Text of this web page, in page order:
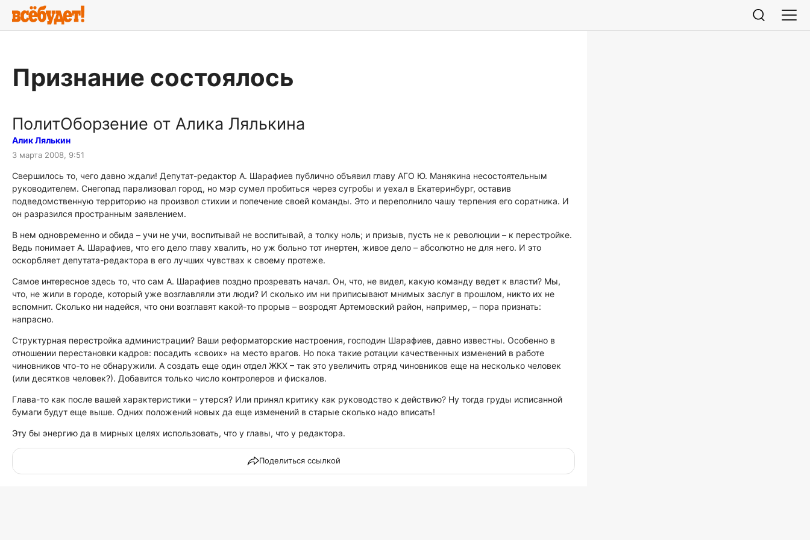
Признание состоялось
ПолитОборзение от Алика Лялькина
Алик Лялькин
3 марта 2008, 9:51
Свершилось то, чего давно ждали! Депутат-редактор А. Шарафиев публично объявил главу АГО Ю. Манякина несостоятельным
руководителем. Снегопад парализовал город, но мэр сумел пробиться через сугробы и уехал в Екатеринбург, оставив
подведомственную территорию на произвол стихии и попечение своей команды. Это и переполнило чашу терпения его соратника. И
он разразился пространным заявлением.
В нем одновременно и обида – учи не учи, воспитывай не воспитывай, а толку ноль; и призыв, пусть не к революции – к перестройке.
Ведь понимает А. Шарафиев, что его дело главу хвалить, но уж больно тот инертен, живое дело – абсолютно не для него. И это
оскорбляет депутата-редактора в его лучших чувствах к своему протеже.
Самое интересное здесь то, что сам А. Шарафиев поздно прозревать начал. Он, что, не видел, какую команду ведет к власти? Мы,
что, не жили в городе, который уже возглавляли эти люди? И сколько им ни приписывают мнимых заслуг в прошлом, никто их не
вспомнит. Сколько ни надейся, что они возглавят какой-то прорыв – возродят Артемовский район, например, – пора признать:
напрасно.
Структурная перестройка администрации? Ваши реформаторские настроения, господин Шарафиев, давно известны. Особенно в
отношении перестановки кадров: посадить «своих» на место врагов. Но пока такие ротации качественных изменений в работе
чиновников что-то не обнаружили. А создать еще один отдел ЖКХ – так это увеличить отряд чиновников еще на несколько человек
(или десятков человек?). Добавится только число контролеров и фискалов.
Глава-то как после вашей характеристики – утерся? Или принял критику как руководство к действию? Ну тогда груды исписанной
бумаги будут еще выше. Одних положений новых да еще изменений в старые сколько надо вписать!
Эту бы энергию да в мирных целях использовать, что у главы, что у редактора.
Поделиться ссылкой